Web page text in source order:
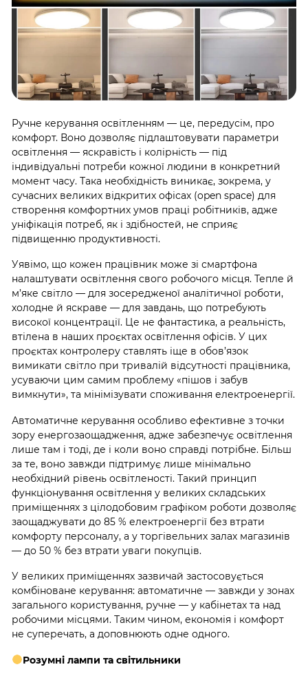
Ручне керування освітленням — це, передусім, про
комфорт. Воно дозволяє підлаштовувати параметри
освітлення — яскравість і колірність — під
індивідуальні потреби кожної людини в конкретний
момент часу. Така необхідність виникає, зокрема, у
сучасних великих відкритих офісах (open space) для
створення комфортних умов праці робітників, адже
уніфікація потреб, як і здібностей, не сприяє
підвищенню продуктивності.
Уявімо, що кожен працівник може зі смартфона
налаштувати освітлення свого робочого місця. Тепле й
м’яке світло — для зосередженої аналітичної роботи,
холодне й яскраве — для завдань, що потребують
високої концентрації. Це не фантастика, а реальність,
втілена в наших проєктах освітлення офісів. У цих
проєктах контролеру ставлять іще в обов’язок
вимикати світло при тривалій відсутності працівника,
усуваючи цим самим проблему «пішов і забув
вимкнути», та мінімізувати споживання електроенергії.
Автоматичне керування особливо ефективне з точки
зору енергозаощадження, адже забезпечує освітлення
лише там і тоді, де і коли воно справді потрібне. Більш
за те, воно завжди підтримує лише мінімально
необхідний рівень освітленості. Такий принцип
функціонування освітлення у великих складських
приміщеннях з цілодобовим графіком роботи дозволяє
заощаджувати до 85 % електроенергії без втрати
комфорту персоналу, а у торгівельних залах магазинів
— до 50 % без втрати уваги покупців.
У великих приміщеннях зазвичай застосовується
комбіноване керування: автоматичне — завжди у зонах
загального користування, ручне — у кабінетах та над
робочими місцями. Таким чином, економія і комфорт
не суперечать, а доповнюють одне одного.
Розумні лампи та світильники